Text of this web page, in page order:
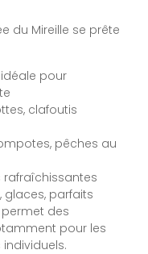
du Mireille se prête
idéale pour
clafoutis
pêches au
rafraîchissantes
glaces, parfaits
des
pour les